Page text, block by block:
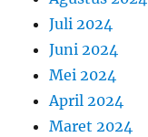
Juli 2024
Juni 2024
Mei 2024
April 2024
Maret 2024